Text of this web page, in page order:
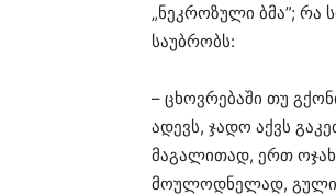
„ნეკროზული ბმა”; რა
საუბრობს:
– ცხოვრებაში თუ
ადევს, ჯადო აქვს
მაგალითად, ერთ
მოულოდნელად,